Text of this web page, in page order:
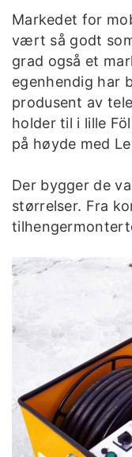
Markedet for
vært så godt
grad også et
egenhendig har
produsent av
holder til i lille
på høyde med
Der bygger de
størrelser. Fra